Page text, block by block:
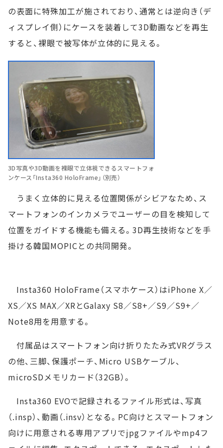
の表面に特殊加工が施されており、通常とは逆向き（デ
ィスプレイ側）にケースを装着して3D動画などを再生
すると、裸眼で被写体が立体的に見える。
3D写真や3D動画を裸眼で立体視できるスマートフォ
ンケース「Insta360 HoloFrame」（別売）
うまく立体的に見える位置関係がシビアなため、ス
マートフォンのインカメラでユーザーの目を検知して
位置をガイドする機能も備える。3D再生技術などを手
掛ける韓国MOPICとの共同開発。
Insta360 HoloFrame（スマホケース）はiPhone X／
XS／XS MAX／XRとGalaxy S8／S8+／S9／S9+／
Note8用を用意する。
付属品はスマートフォン向け折りたたみ式VRグラス
の他、三脚、保護ポーチ、Micro USBケーブル、
microSDメモリカード（32GB）。
Insta360 EVOで記録されるファイル形式は、写真
（.insp）、動画（.insv）となる。PC向けとスマートフォン
向けに用意される専用アプリでjpgファイルやmp4フ